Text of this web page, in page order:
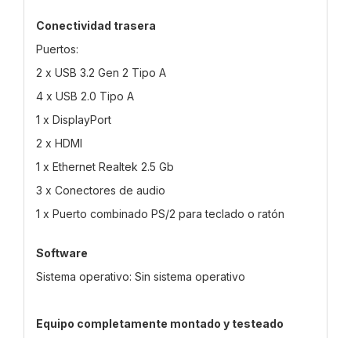
Conectividad trasera
Puertos:
2 x USB 3.2 Gen 2 Tipo A
4 x USB 2.0 Tipo A
1 x DisplayPort
2 x HDMI
1 x Ethernet Realtek 2.5 Gb
3 x Conectores de audio
1 x Puerto combinado PS/2 para teclado o ratón
Software
Sistema operativo: Sin sistema operativo
Equipo completamente montado y testeado